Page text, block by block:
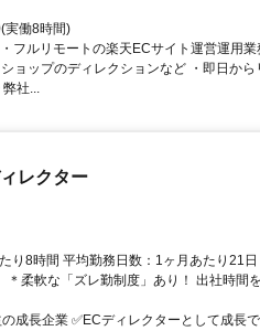
実働8時間)
フルリモートの楽天ECサイト運営運用業
ョップのディレクションなど ・即日から
弊社...
レクター
り8時間 平均勤務日数：1ヶ月あたり21日
柔軟な「ズレ勤制度」あり！ 出社時間
成長企業 ✅ECディレクターとして成長